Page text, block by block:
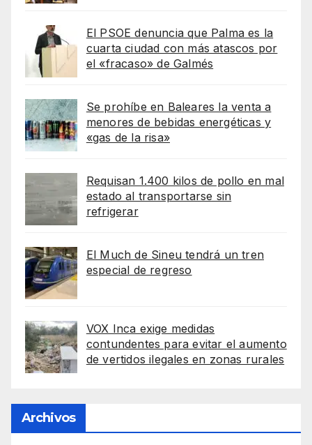
El PSOE denuncia que Palma es la
cuarta ciudad con más atascos por
el «fracaso» de Galmés
Se prohíbe en Baleares la venta a
menores de bebidas energéticas y
«gas de la risa»
Requisan 1.400 kilos de pollo en mal
estado al transportarse sin
refrigerar
El Much de Sineu tendrá un tren
especial de regreso
VOX Inca exige medidas
contundentes para evitar el aumento
de vertidos ilegales en zonas rurales
Archivos